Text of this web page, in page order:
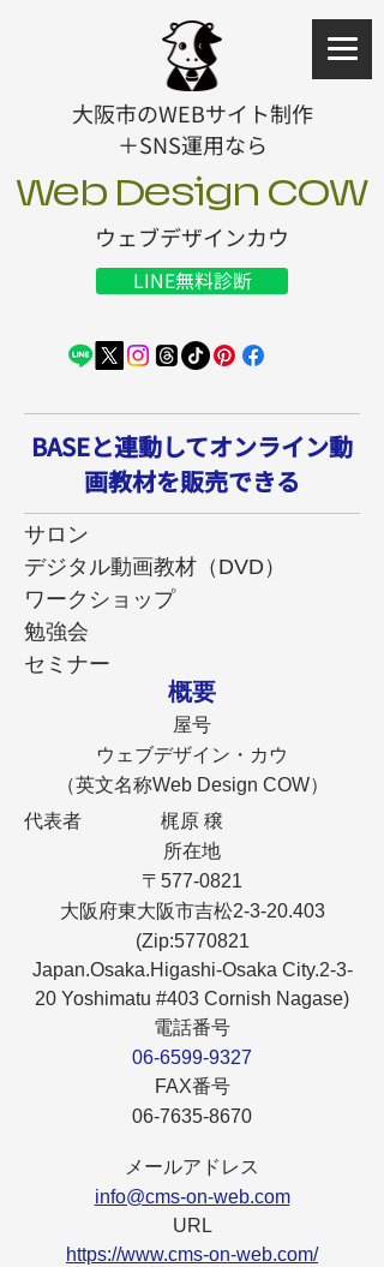
大阪市のWEBサイト制作
＋SNS運用なら
Web Design COW
ウェブデザインカウ
LINE無料診断
BASEと連動してオンライン動
画教材を販売できる
サロン
デジタル動画教材（DVD）
ワークショップ
勉強会
セミナー
概要
屋号
ウェブデザイン・カウ
（英文名称Web Design COW）
代表者
梶原 穣
所在地
〒577-0821
大阪府東大阪市吉松2-3-20.403
(Zip:5770821
Japan.Osaka.Higashi-Osaka City.2-3-
20 Yoshimatu #403 Cornish Nagase)
電話番号
06-6599-9327
FAX番号
06-7635-8670
メールアドレス
info@cms-on-web.com
URL
https://www.cms-on-web.com/